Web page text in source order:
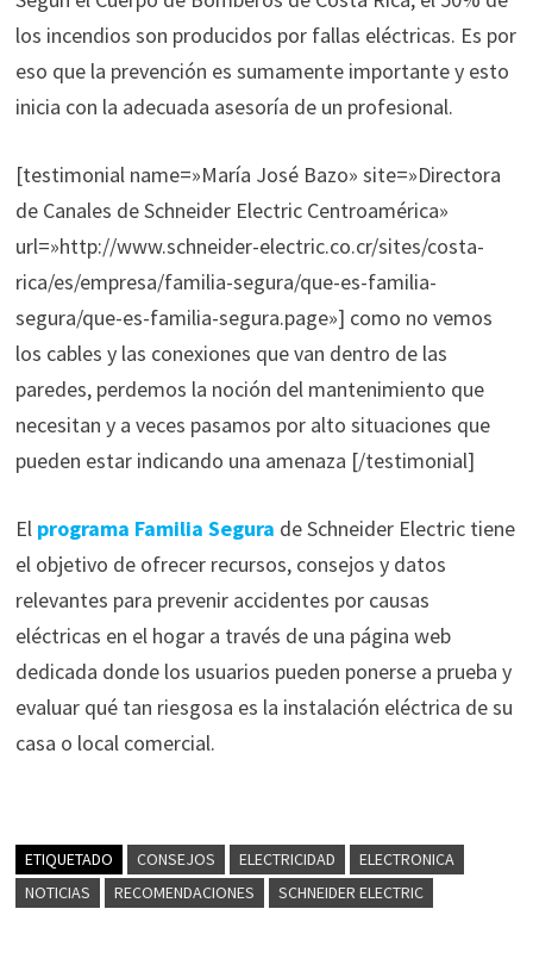
los incendios son producidos por fallas eléctricas. Es por
eso que la prevención es sumamente importante y esto
inicia con la adecuada asesoría de un profesional.
[testimonial name=»María José Bazo» site=»Directora
de Canales de Schneider Electric Centroamérica»
url=»http://www.schneider-electric.co.cr/sites/costa-
rica/es/empresa/familia-segura/que-es-familia-
segura/que-es-familia-segura.page»] como no vemos
los cables y las conexiones que van dentro de las
paredes, perdemos la noción del mantenimiento que
necesitan y a veces pasamos por alto situaciones que
pueden estar indicando una amenaza [/testimonial]
El programa Familia Segura de Schneider Electric tiene
el objetivo de ofrecer recursos, consejos y datos
relevantes para prevenir accidentes por causas
eléctricas en el hogar a través de una página web
dedicada donde los usuarios pueden ponerse a prueba y
evaluar qué tan riesgosa es la instalación eléctrica de su
casa o local comercial.
ETIQUETADO CONSEJOS ELECTRICIDAD
ELECTRONICA
NOTICIAS
RECOMENDACIONES SCHNEIDER ELECTRIC